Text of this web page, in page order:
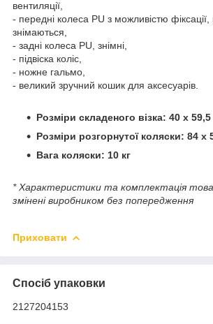
вентиляції,
- передні колеса PU з можливістю
знімаються,
- задні колеса PU, знімні,
- підвіска коліс,
- ножне гальмо,
- великий зручний кошик для аксесуарів.
Розміри складеного візка: 40 x
Розміри розгорнутої коляски: 84 x
Вага коляски: 10 кг
* Характеристики та комплектація
змінені виробником без попередження
Приховати
Спосіб упаковки
2127204153